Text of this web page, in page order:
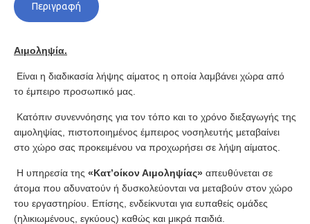
Περιγραφή
Aιμοληψία.
Eίναι η διαδικασία λήψης αίματος η οποία λαμβάνει χώρα από
το έμπειρο προσωπικό μας.
Κατόπιν συνεννόησης για τον τόπο και το χρόνο διεξαγωγής της
αιμοληψίας, πιστοποιημένος έμπειρος νοσηλευτής μεταβαίνει
στο χώρο σας προκειμένου να προχωρήσει σε λήψη αίματος.
Η υπηρεσία της «Κατ’οίκον Αιμοληψίας» απευθύνεται σε
άτομα που αδυνατούν ή δυσκολεύονται να μεταβούν στον χώρο
του εργαστηρίου. Επίσης, ενδείκνυται για ευπαθείς ομάδες
(ηλικιωμένους, εγκύους) καθώς και μικρά παιδιά.